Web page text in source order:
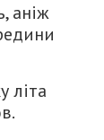
аніж
літа